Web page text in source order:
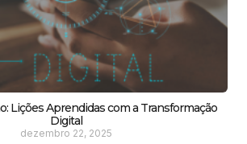
Lições Aprendidas com a Transformação
Digital
dezembro 22, 2025